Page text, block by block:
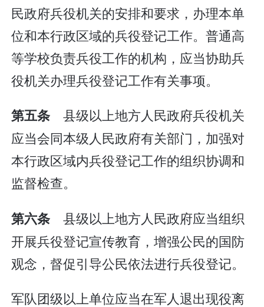
民政府兵役机关的安排和要求，办理本单
位和本行政区域的兵役登记工作。普通高
等学校负责兵役工作的机构，应当协助兵
役机关办理兵役登记工作有关事项。
第五条县级以上地方人民政府兵役机关
应当会同本级人民政府有关部门，加强对
本行政区域内兵役登记工作的组织协调和
监督检查。
第六条县级以上地方人民政府应当组织
开展兵役登记宣传教育，增强公民的国防
观念，督促引导公民依法进行兵役登记。
军队团级以上单位应当在军人退出现役离